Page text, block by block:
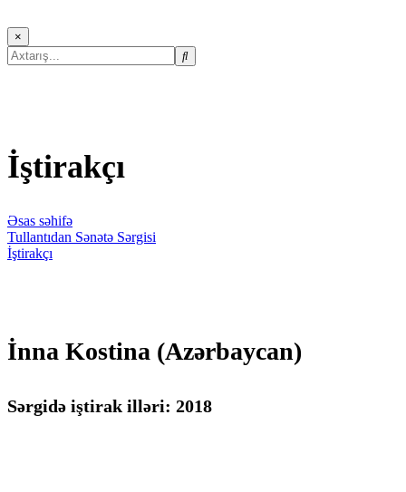
×
İştirakçı
Əsas səhifə
Tullantıdan Sənətə Sərgisi
İştirakçı
İnna Kostina (Azərbaycan)
Sərgidə iştirak illəri: 2018